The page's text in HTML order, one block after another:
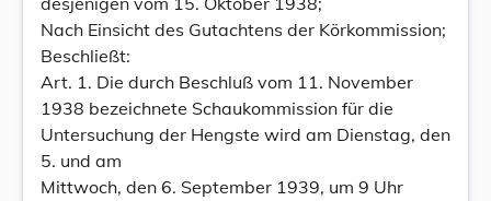
Nach Einsicht des Gutachtens der Körkommission;
Beschließt:
Art. 1. Die durch Beschluß vom 11. November
1938 bezeichnete Schaukommission für die
Untersuchung der Hengste wird am Dienstag, den
5. und am
Mittwoch, den 6. September 1939, um 9 Uhr